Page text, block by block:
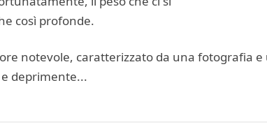
così profonde.
notevole, caratterizzato da una fotografia
deprimente...